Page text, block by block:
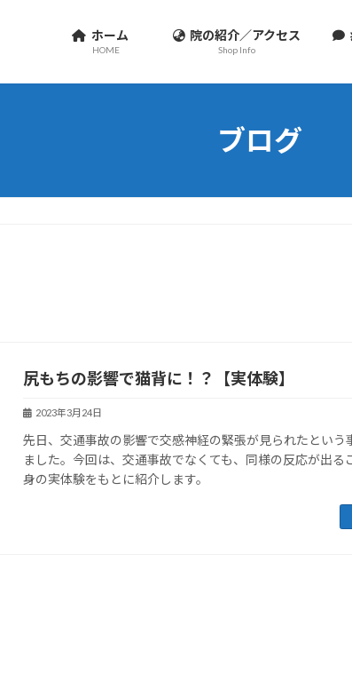
ホーム
HOME
院の紹介／アクセス
Shop Info
ブログ
尻もちの影響で猫背に！？【実体験】
2023年3月24日
先日、交通事故の影響で交感神経の緊張が見られたという
ました。今回は、交通事故でなくても、同様の反応が出る
身の実体験をもとに紹介します。